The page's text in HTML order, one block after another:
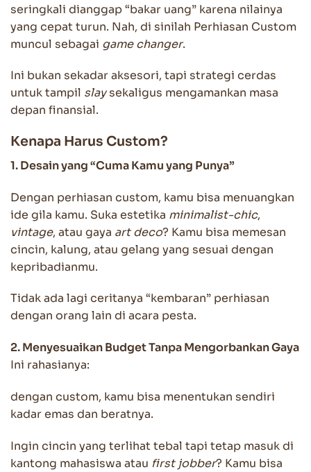
seringkali dianggap “bakar uang” karena nilainya
yang cepat turun. Nah, di sinilah Perhiasan Custom
muncul sebagai game changer.
Ini bukan sekadar aksesori, tapi strategi cerdas
untuk tampil slaysekaligus mengamankan masa
depan finansial.
Kenapa Harus Custom?
1. Desain yang “Cuma Kamu yang Punya”
Dengan perhiasan custom, kamu bisa menuangkan
ide gila kamu. Suka estetika minimalist-chic,
vintage, atau gaya art deco? Kamu bisa memesan
cincin, kalung, atau gelang yang sesuai dengan
kepribadianmu.
Tidak ada lagi ceritanya “kembaran” perhiasan
dengan orang lain di acara pesta.
2. Menyesuaikan Budget Tanpa Mengorbankan Gaya
Ini rahasianya:
dengan custom, kamu bisa menentukan sendiri
kadar emas dan beratnya.
Ingin cincin yang terlihat tebal tapi tetap masuk di
kantong mahasiswa atau first jobber? Kamu bisa